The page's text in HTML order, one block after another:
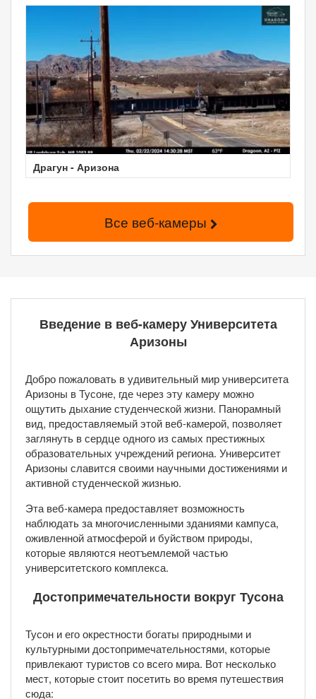
Драгун - Аризона
Все веб-камеры
Введение в веб-камеру Университета
Аризоны
Добро пожаловать в удивительный мир университета
Аризоны в Тусоне, где через эту камеру можно
ощутить дыхание студенческой жизни. Панорамный
вид, предоставляемый этой веб-камерой, позволяет
заглянуть в сердце одного из самых престижных
образовательных учреждений региона. Университет
Аризоны славится своими научными достижениями и
активной студенческой жизнью.
Эта веб-камера предоставляет возможность
наблюдать за многочисленными зданиями кампуса,
оживленной атмосферой и буйством природы,
которые являются неотъемлемой частью
университетского комплекса.
Достопримечательности вокруг Тусона
Тусон и его окрестности богаты природными и
культурными достопримечательностями, которые
привлекают туристов со всего мира. Вот несколько
мест, которые стоит посетить во время путешествия
сюда: